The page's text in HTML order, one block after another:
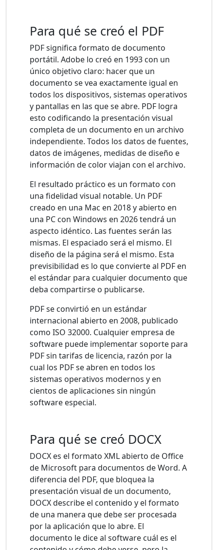
Para qué se creó el PDF
PDF significa formato de documento
portátil. Adobe lo creó en 1993 con un
único objetivo claro: hacer que un
documento se vea exactamente igual en
todos los dispositivos, sistemas operativos
y pantallas en las que se abre. PDF logra
esto codificando la presentación visual
completa de un documento en un archivo
independiente. Todos los datos de fuentes,
datos de imágenes, medidas de diseño e
información de color viajan con el archivo.
El resultado práctico es un formato con
una fidelidad visual notable. Un PDF
creado en una Mac en 2018 y abierto en
una PC con Windows en 2026 tendrá un
aspecto idéntico. Las fuentes serán las
mismas. El espaciado será el mismo. El
diseño de la página será el mismo. Esta
previsibilidad es lo que convierte al PDF en
el estándar para cualquier documento que
deba compartirse o publicarse.
PDF se convirtió en un estándar
internacional abierto en 2008, publicado
como ISO 32000. Cualquier empresa de
software puede implementar soporte para
PDF sin tarifas de licencia, razón por la
cual los PDF se abren en todos los
sistemas operativos modernos y en
cientos de aplicaciones sin ningún
software especial.
Para qué se creó DOCX
DOCX es el formato XML abierto de Office
de Microsoft para documentos de Word. A
diferencia del PDF, que bloquea la
presentación visual de un documento,
DOCX describe el contenido y el formato
de una manera que debe ser procesada
por la aplicación que lo abre. El
documento le dice al software cuál es el